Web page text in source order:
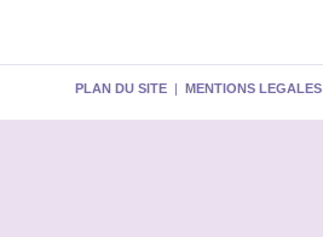
PLAN DU SITE | MENTIONS LEGALES